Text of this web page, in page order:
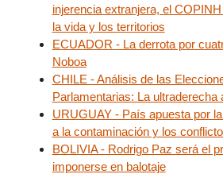
injerencia extranjera, el
la vida y los territorios
ECUADOR - La derrota por
Noboa
CHILE - Análisis de las
Parlamentarias: La ultraderecha
URUGUAY - País apuesta por
a la contaminación y los
BOLIVIA - Rodrigo Paz será el
imponerse en balotaje